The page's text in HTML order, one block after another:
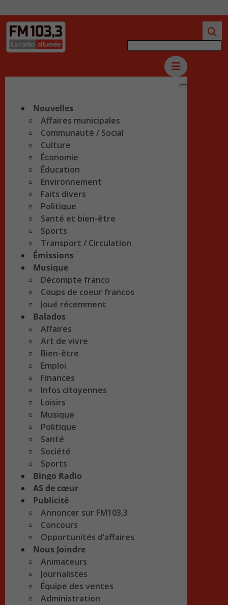
Nouvelles
Affaires municipales
Communauté / Social
Culture
Économie
Éducation
Environnement
Faits divers
Politique
Santé et bien-être
Sports
Transport / Circulation
Émissions
Musique
Décompte franco
Coups de coeur francos
Joué récemment
Balados
Affaires
Art de vivre
Bien-être
Emploi
Finances
Infos citoyennes
Loisirs
Musique
Politique
Santé
Société
Sports
Bingo Radio
AS de cœur
Publicité
Annoncer sur FM103,3
Concours
Opportunités d’affaires
Nous Joindre
Animateurs
Journalistes
Équipe des ventes
Administration